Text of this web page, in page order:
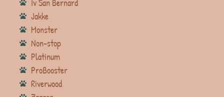
Iv San Bernard
Jakke
Monster
Non-stop
Platinum
ProBooster
Riverwood